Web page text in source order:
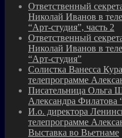
Ответственный
Николай Иванов в
“Арт-студия”, часть 2
Ответственный
Николай Иванов в
“Арт-студия”
Солистка Ванесса
телепрограмме
Писательница Ольга
Александра Филатова
И.о. директора
телепрограмме
Выставка во Вьетнаме